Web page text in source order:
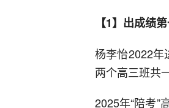
【1】出成绩
杨李怡2022年
两个高三班共
2025年“陪考”